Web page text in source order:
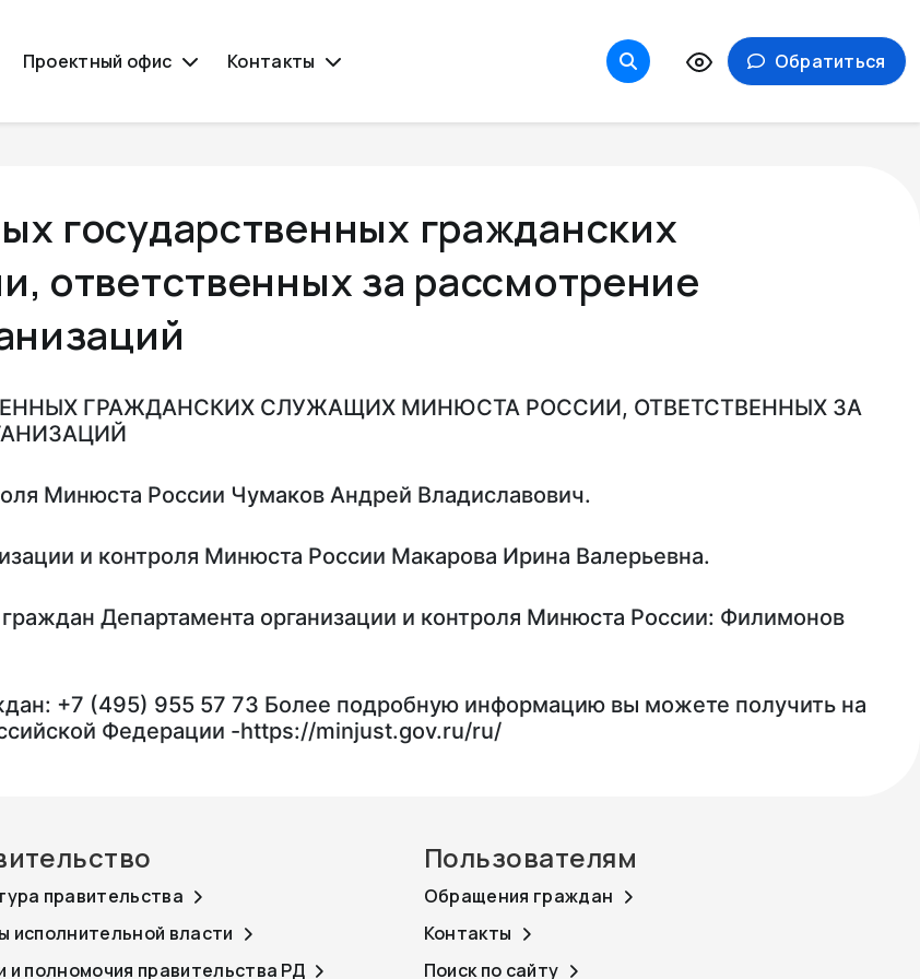
Проектный офис Контакты Обратиться
государственных гражданских
ответственных за рассмотрение
ГРАЖДАНСКИХ СЛУЖАЩИХ МИНЮСТА РОССИИ, ОТВЕТСТВЕННЫХ ЗА
Минюста России Чумаков Андрей Владиславович.
и контроля Минюста России Макарова Ирина Валерьевна.
Департамента организации и контроля Минюста России: Филимонов
+7 (495) 955 57 73 Более подробную информацию вы можете получить на
Федерации -https://minjust.gov.ru/ru/
правительства
исполнительной власти
и полномочия правительства РД
Пользователям
Обращения граждан
Контакты
Поиск по сайту